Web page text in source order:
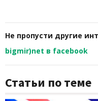
Не пропусти другие
bigmir)net в facebook
Статьи по теме